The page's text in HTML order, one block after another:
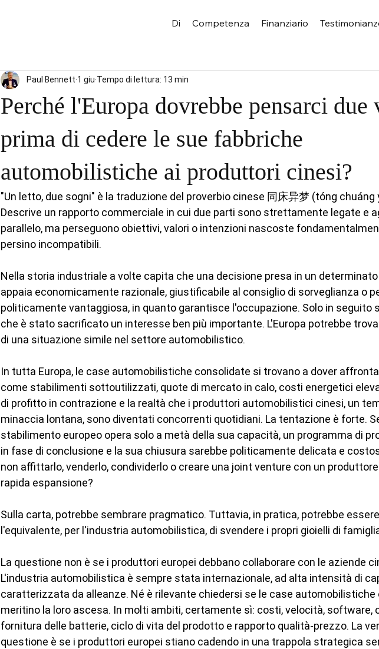
Di Competenza Finanziario
Perché l'Europa dovrebbe pensarci due
prima di cedere le sue fabbriche
automobilistiche ai produttori cinesi?
Paul Bennett 1 giu Tempo di lettura: 13 min
"Un letto, due sogni" è la traduzione del proverbio cinese 同床异梦 (tóng chuáng
Descrive un rapporto commerciale in cui due parti sono strettamente legate e
parallelo, ma perseguono obiettivi, valori o intenzioni nascoste
persino incompatibili.
Nella storia industriale a volte capita che una decisione presa in un
appaia economicamente razionale, giustificabile al consiglio di sorveglianza o
politicamente vantaggiosa, in quanto garantisce l'occupazione. Solo in seguito
che è stato sacrificato un interesse ben più importante. L'Europa potrebbe
di una situazione simile nel settore automobilistico.
In tutta Europa, le case automobilistiche consolidate si trovano a dover
come stabilimenti sottoutilizzati, quote di mercato in calo, costi energetici
di profitto in contrazione e la realtà che i produttori automobilistici cinesi, un
minaccia lontana, sono diventati concorrenti quotidiani. La tentazione è forte.
stabilimento europeo opera solo a metà della sua capacità, un programma di
in fase di conclusione e la sua chiusura sarebbe politicamente delicata e
non affittarlo, venderlo, condividerlo o creare una joint venture con un
rapida espansione?
Sulla carta, potrebbe sembrare pragmatico. Tuttavia, in pratica, potrebbe essere
l'equivalente, per l'industria automobilistica, di svendere i propri gioielli di
La questione non è se i produttori europei debbano collaborare con le aziende
L'industria automobilistica è sempre stata internazionale, ad alta intensità di
caratterizzata da alleanze. Né è rilevante chiedersi se le case automobilistiche
meritino la loro ascesa. In molti ambiti, certamente sì: costi, velocità, software,
fornitura delle batterie, ciclo di vita del prodotto e rapporto qualità-prezzo. La
questione è se i produttori europei stiano cadendo in una trappola strategica